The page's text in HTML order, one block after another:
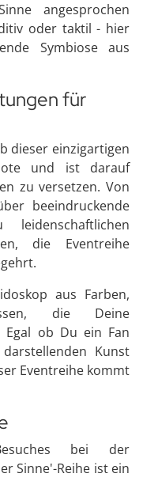
angesprochen
oder taktil - hier
Symbiose aus
für
dieser einzigartigen
und ist darauf
zu versetzen. Von
beeindruckende
die Eventreihe
aus Farben,
die Deine
Egal ob Du ein Fan
Kunst
Eventreihe kommt
bei der
Sinne'-Reihe ist ein